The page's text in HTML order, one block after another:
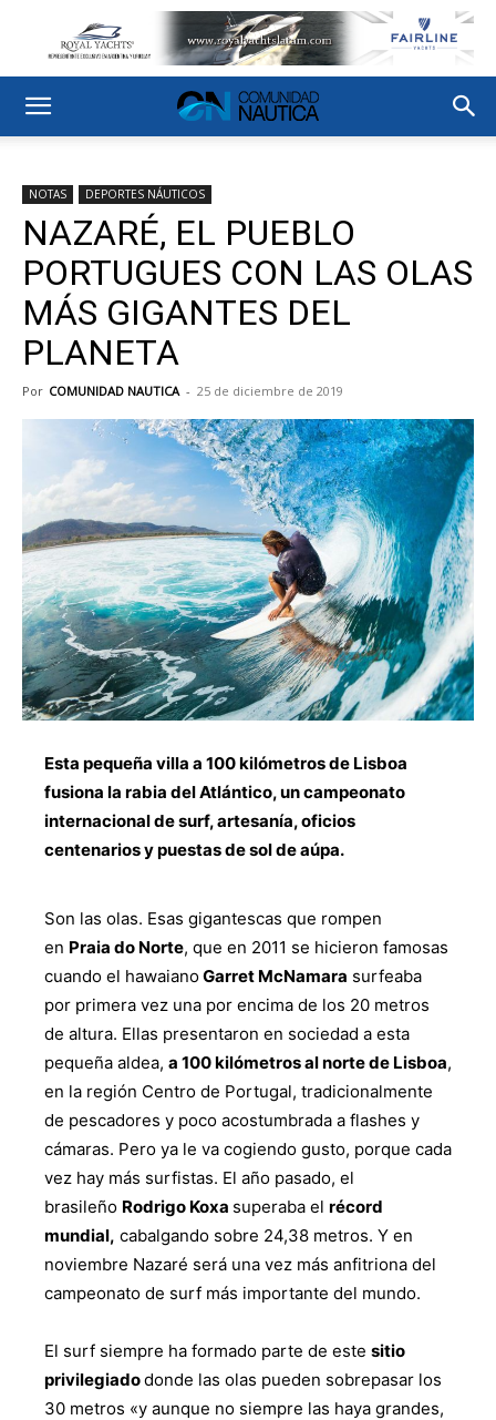
NOTAS DEPORTES NÁUTICOS
NAZARÉ, EL PUEBLO
PORTUGUES CON LAS OLAS
MÁS GIGANTES DEL
PLANETA
Por COMUNIDAD NAUTICA - 25 de diciembre de 2019
Esta pequeña villa a 100 kilómetros de Lisboa
fusiona la rabia del Atlántico, un campeonato
internacional de surf, artesanía, oficios
centenarios y puestas de sol de aúpa.
Son las olas. Esas gigantescas que rompen
en Praia do Norte, que en 2011 se hicieron famosas
cuando el hawaianoGarret McNamara surfeaba
por primera vez una por encima de los 20 metros
de altura. Ellas presentaron en sociedad a esta
pequeña aldea, a 100 kilómetros al norte de Lisboa,
en la región Centro de Portugal, tradicionalmente
de pescadores y poco acostumbrada a flashes y
cámaras. Pero ya le va cogiendo gusto, porque cada
vez hay más surfistas. El año pasado, el
brasileño Rodrigo Koxa superaba el récord
mundial, cabalgando sobre 24,38 metros. Y en
noviembre Nazaré será una vez más anfitriona del
campeonato de surf más importante del mundo.
El surf siempre ha formado parte de este sitio
privilegiadodonde las olas pueden sobrepasar los
30 metros «y aunque no siempre las haya grandes,